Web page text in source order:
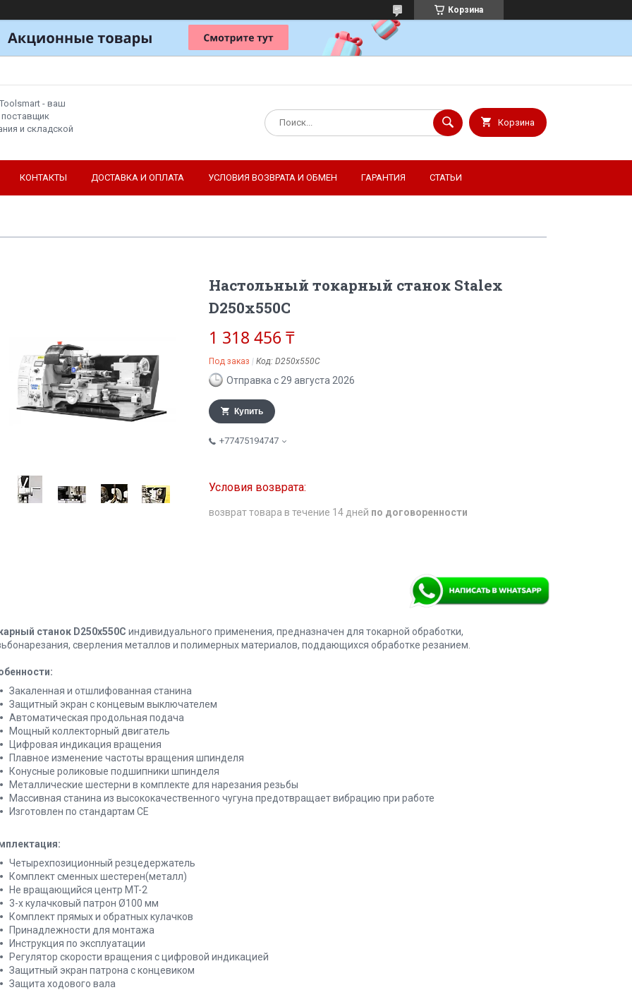
Корзина
- ваш
и складской
Корзина
КОНТАКТЫ ДОСТАВКА И ОПЛАТА УСЛОВИЯ ВОЗВРАТА И ОБМЕН ГАРАНТИЯ СТАТЬИ
Настольный токарный станок Stalex
D250х550C
1 318 456 ₸
Под заказ Код: D250x550C
Отправка с 29 августа 2026
Купить
+77475194747
возврат товара в течение 14 дней по договоренности
станок D250x550C индивидуального применения, предназначен для токарной обработки,
сверления металлов и полимерных материалов, поддающихся обработке резанием.
Закаленная и отшлифованная станина
Защитный экран с концевым выключателем
Автоматическая продольная подача
Мощный коллекторный двигатель
Цифровая индикация вращения
Плавное изменение частоты вращения шпинделя
Конусные роликовые подшипники шпинделя
Металлические шестерни в комплекте для нарезания резьбы
Массивная станина из высококачественного чугуна предотвращает вибрацию при работе
Изготовлен по стандартам СЕ
Четырехпозиционный резцедержатель
Комплект сменных шестерен(металл)
Не вращающийся центр MT-2
3-х кулачковый патрон Ø100 мм
Комплект прямых и обратных кулачков
Принадлежности для монтажа
Инструкция по эксплуатации
Регулятор скорости вращения с цифровой индикацией
Защитный экран патрона с концевиком
Защита ходового вала